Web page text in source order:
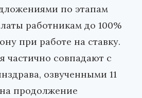
по этапам
работникам до 100%
при работе на ставку.
частично совпадают с
озвученными 11
продолжение